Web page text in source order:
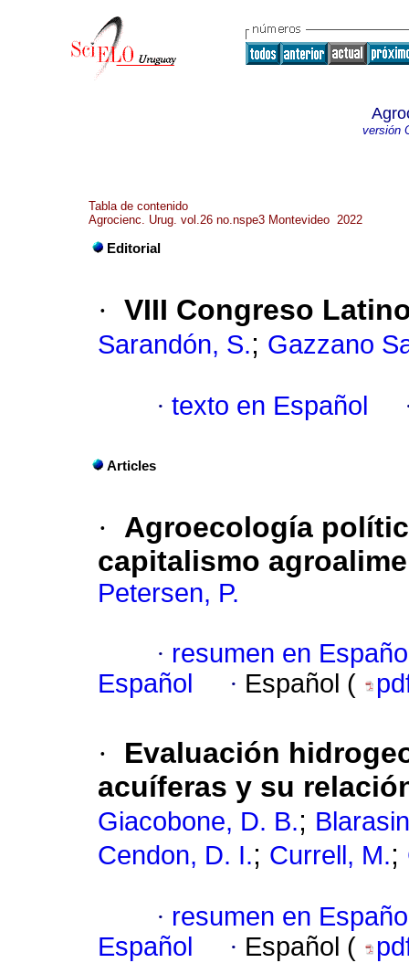
versión
Tabla de contenido
Agrocienc. Urug. vol.26 no.nspe3 Montevideo 2022
Editorial
· VIII Congreso
Sarandón, S.; Gazzano
· texto en Español
Articles
·
Agroecología
capitalismo
Petersen, P.
· resumen en
Español
· Español (
·
Evaluación
acuíferas y su
Giacobone, D. B.;
Cendon, D. I.; Currell, M.;
· resumen en
Español
· Español (